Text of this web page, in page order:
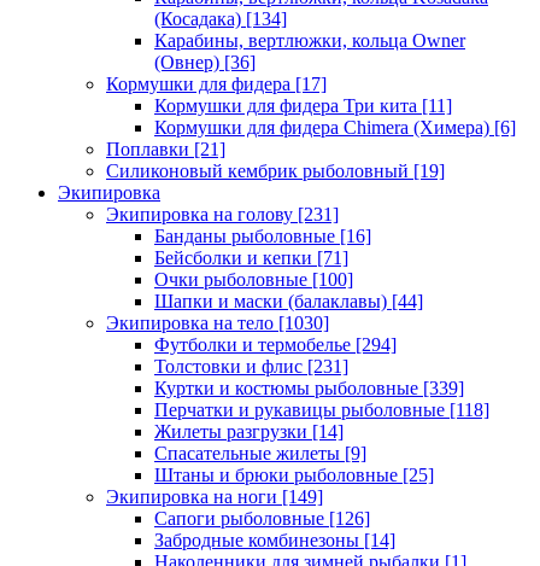
(Косадака) [134]
Карабины, вертлюжки, кольца Owner
(Овнер) [36]
Кормушки для фидера [17]
Кормушки для фидера Три кита [11]
Кормушки для фидера Chimera (Химера) [6]
Поплавки [21]
Силиконовый кембрик рыболовный [19]
Экипировка
Экипировка на голову [231]
Банданы рыболовные [16]
Бейсболки и кепки [71]
Очки рыболовные [100]
Шапки и маски (балаклавы) [44]
Экипировка на тело [1030]
Футболки и термобелье [294]
Толстовки и флис [231]
Куртки и костюмы рыболовные [339]
Перчатки и рукавицы рыболовные [118]
Жилеты разгрузки [14]
Спасательные жилеты [9]
Штаны и брюки рыболовные [25]
Экипировка на ноги [149]
Сапоги рыболовные [126]
Забродные комбинезоны [14]